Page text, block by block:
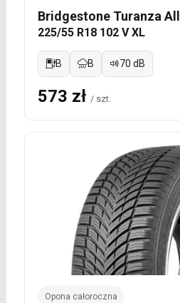
Bridgestone Turanza
225/55 R18 102 V XL
B B 70 dB
573 zł / szt.
Opona całoroczna